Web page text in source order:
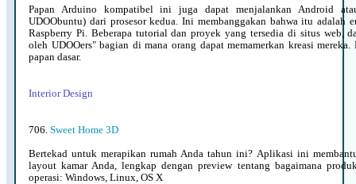
Papan Arduino kompatibel ini juga dapat menjalankan Android
UDOObuntu) dari prosesor kedua. Ini membanggakan bahwa itu adalah
Raspberry Pi. Beberapa tutorial dan proyek yang tersedia di situs web,
oleh UDOOers" bagian di mana orang dapat memamerkan kreasi
papan dasar.
Interior Design
706. Sweet Home 3D
Bertekad untuk merapikan rumah Anda tahun ini? Aplikasi ini
layout kamar Anda, lengkap dengan preview tentang bagaimana
operasi: Windows, Linux, OS X